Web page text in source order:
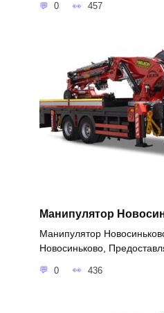
0 457
Манипулятор
Манипулятор
Новосиньково,
0 436